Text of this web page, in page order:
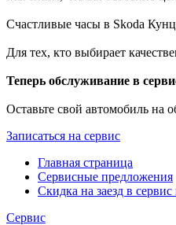
Счастливые часы в Skoda
Для тех, кто выбирает
Теперь обслуживание в
Оставьте свой автомобиль на
Записаться на сервис
Главная страница
Сервисные предложения
Скидка на заезд в
Сервис